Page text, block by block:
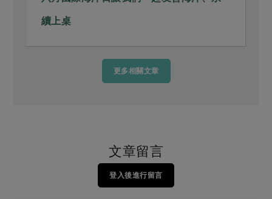
更多相關文章
文章留言
登入後進行留言